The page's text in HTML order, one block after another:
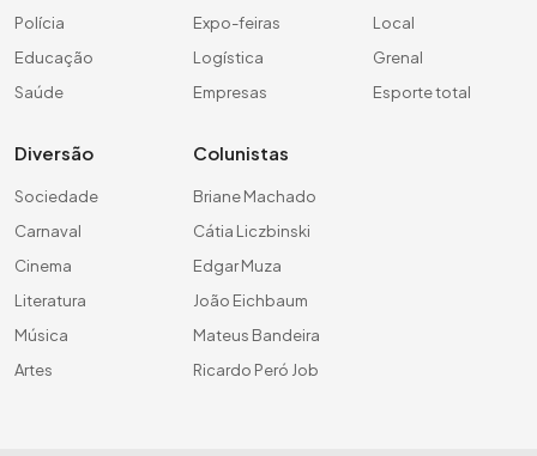
Polícia
Educação
Saúde
Expo-feiras
Logística
Empresas
Local
Grenal
Esporte total
Diversão
Sociedade
Carnaval
Cinema
Literatura
Música
Artes
Colunistas
Briane Machado
Cátia Liczbinski
Edgar Muza
João Eichbaum
Mateus Bandeira
Ricardo Peró Job